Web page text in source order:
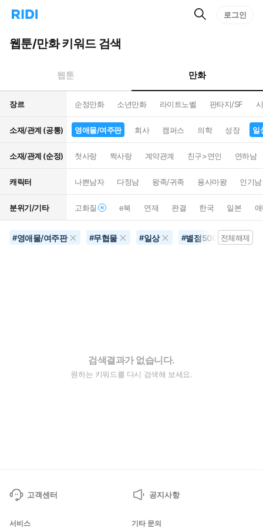
리
홈
으
턴
트
검
로그인
웹툰/만화 키워드 검색
웹툰 만화
장르 순정만화 소년만화 라이트노벨 판타지/SF
소재/관계 (공통) 영애물/여주판 회사 캠퍼스 의학 성장 일
소재/관계 (순정) 첫사랑 짝사랑 계약관계 친구>연인 연하남
캐릭터 나쁜남자 다정남 왕족/귀족 용사마왕 인기남
분위기/기타 고화질 e북 연재 완결 한국 일본
#영애물/여주판 #무협물 #일상 #별점500개이상
전체해제
검색결과가 없습니다.
원하는 키워드를 다시 검색해 보세요.
고객센터 공지사항
서비스 기타 문의